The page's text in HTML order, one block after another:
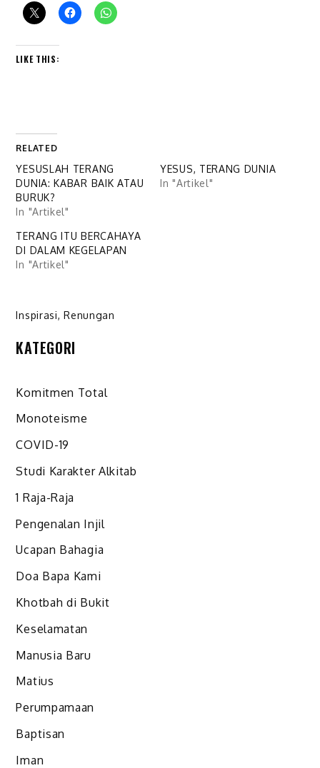
LIKE THIS:
RELATED
YESUSLAH TERANG
DUNIA: KABAR BAIK ATAU
BURUK?
In "Artikel"
YESUS, TERANG DUNIA
In "Artikel"
TERANG ITU BERCAHAYA
DI DALAM KEGELAPAN
In "Artikel"
Inspirasi,Renungan
KATEGORI
Komitmen Total
Monoteisme
COVID-19
Studi Karakter Alkitab
1 Raja-Raja
Pengenalan Injil
Ucapan Bahagia
Doa Bapa Kami
Khotbah di Bukit
Keselamatan
Manusia Baru
Matius
Perumpamaan
Baptisan
Iman